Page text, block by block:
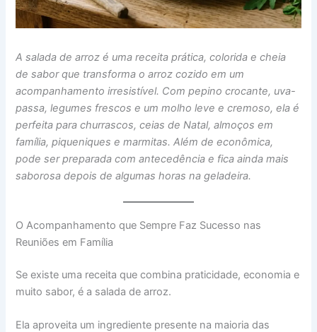
A salada de arroz é uma receita prática, colorida e cheia
de sabor que transforma o arroz cozido em um
acompanhamento irresistível. Com pepino crocante, uva-
passa, legumes frescos e um molho leve e cremoso, ela é
perfeita para churrascos, ceias de Natal, almoços em
família, piqueniques e marmitas. Além de econômica,
pode ser preparada com antecedência e fica ainda mais
saborosa depois de algumas horas na geladeira.
O Acompanhamento que Sempre Faz Sucesso nas
Reuniões em Família
Se existe uma receita que combina praticidade, economia e
muito sabor, é a salada de arroz.
Ela aproveita um ingrediente presente na maioria das